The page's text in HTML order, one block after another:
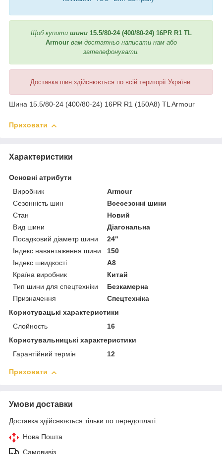
Щоб купити шини 15.5/80-24 (400/80-24) 16PR R1 TL
Armour вам достатньо написати нам або
зателефонувати.
Доставка шин здійснюється по всій території України.
Шина 15.5/80-24 (400/80-24) 16PR R1 (150A8) TL Armour
Приховати
Характеристики
Основні атрибути
Виробник
Armour
Сезонність шин
Всесезонні шини
Стан
Новий
Вид шини
Діагональна
Посадковий діаметр шини
24"
Індекс навантаження шини
150
Індекс швидкості
A8
Країна виробник
Китай
Тип шини для спецтехніки
Безкамерна
Призначення
Спецтехніка
Користувацькi характеристики
Слойность
16
Користувальницькі характеристики
Гарантійний термін
12
Приховати
Умови доставки
Доставка здійснюється тільки по передоплаті.
Нова Пошта
Самовивіз